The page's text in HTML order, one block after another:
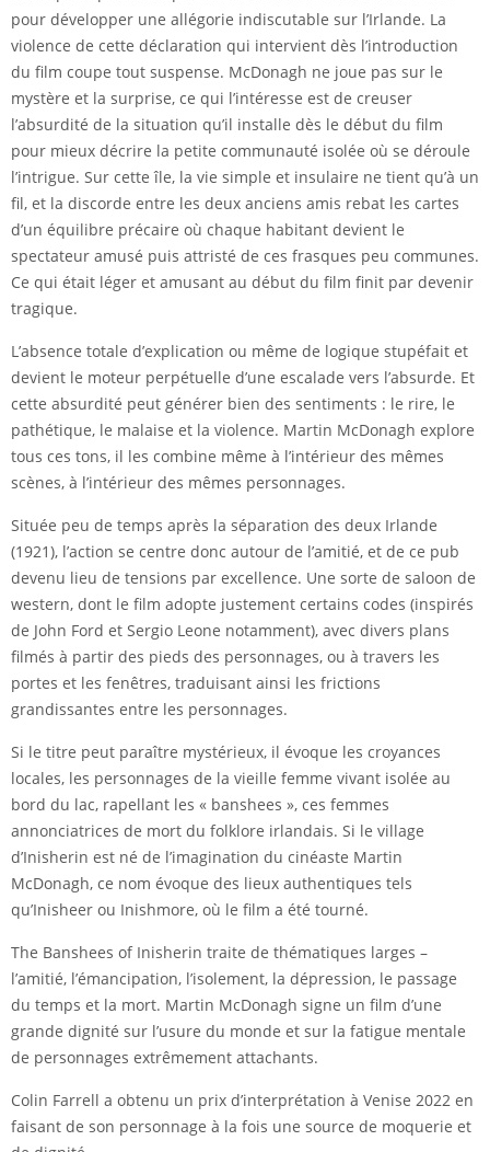
pour développer une allégorie indiscutable sur l’Irlande. La
violence de cette déclaration qui intervient dès l’introduction
du film coupe tout suspense. McDonagh ne joue pas sur le
mystère et la surprise, ce qui l’intéresse est de creuser
l’absurdité de la situation qu’il installe dès le début du film
pour mieux décrire la petite communauté isolée où se déroule
l’intrigue. Sur cette île, la vie simple et insulaire ne tient qu’à un
fil, et la discorde entre les deux anciens amis rebat les cartes
d’un équilibre précaire où chaque habitant devient le
spectateur amusé puis attristé de ces frasques peu communes.
Ce qui était léger et amusant au début du film finit par devenir
tragique.
L’absence totale d’explication ou même de logique stupéfait et
devient le moteur perpétuelle d’une escalade vers l’absurde. Et
cette absurdité peut générer bien des sentiments : le rire, le
pathétique, le malaise et la violence. Martin McDonagh explore
tous ces tons, il les combine même à l’intérieur des mêmes
scènes, à l’intérieur des mêmes personnages.
Située peu de temps après la séparation des deux Irlande
(1921), l’action se centre donc autour de l’amitié, et de ce pub
devenu lieu de tensions par excellence. Une sorte de saloon de
western, dont le film adopte justement certains codes (inspirés
de John Ford et Sergio Leone notamment), avec divers plans
filmés à partir des pieds des personnages, ou à travers les
portes et les fenêtres, traduisant ainsi les frictions
grandissantes entre les personnages.
Si le titre peut paraître mystérieux, il évoque les croyances
locales, les personnages de la vieille femme vivant isolée au
bord du lac, rapellant les « banshees », ces femmes
annonciatrices de mort du folklore irlandais. Si le village
d’Inisherin est né de l’imagination du cinéaste Martin
McDonagh, ce nom évoque des lieux authentiques tels
qu’Inisheer ou Inishmore, où le film a été tourné.
The Banshees of Inisherin traite de thématiques larges –
l’amitié, l’émancipation, l’isolement, la dépression, le passage
du temps et la mort. Martin McDonagh signe un film d’une
grande dignité sur l’usure du monde et sur la fatigue mentale
de personnages extrêmement attachants.
Colin Farrell a obtenu un prix d’interprétation à Venise 2022 en
faisant de son personnage à la fois une source de moquerie et